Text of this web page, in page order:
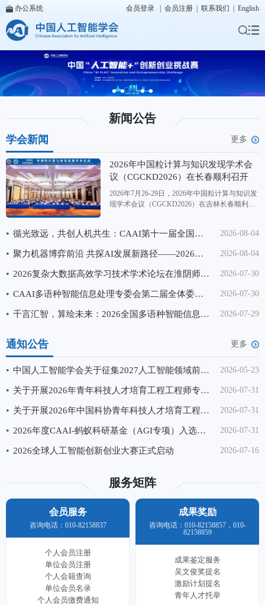
办公系统 会员登录 会员注册 联系我们 English
新闻公告
学会新闻 更多
2026年中国粒计算与知识发现学术会
议（CGCKD2026）在长春顺利召开
2026年7月26-29日，2026年中国粒计算与知识发
现学术会议（CGCKD2026）在吉林长春顺利召
议、第十四届三支决策学术会议，由中国人工智
专委会协办，国际粗糙集学会支持，长春师范大
学与长春理工大学联合承办。来自全国百余所高
校、科研院所的500余名专家学者、
• 循光致远，共创人机共生：CAAI第十一届全国大数据与社会计算学术会议（CAAI BDSC2026）在重庆成功召开 2026-08-04
• 聚力机器博弈前沿 共探AI发展新路径——2026中国机器博弈学术会议顺利举办 2026-08-04
• 2026复杂大数据高效学习技术学术论坛在淮阴师范学院成功举办 2026-07-30
• CAAI多语种智能信息处理专委会第二届全体委员大会暨换届会议顺利召开 2026-07-30
• 千言汇智，算绘未来：2026全国多语种智能信息处理会议（IMLIP 2026）成功举办 2026-07-29
通知公告 更多
• 中国人工智能学会关于征集2027人工智能领域前沿科学问题、工程技术难题和产业技术问题的通知 2026-05-23
• 关于开展2026年青年科技人才培育工程工程师专项计划申报工作的通知 2026-07-31
• 关于开展2026年中国科协青年科技人才培育工程博士生专项计划推荐工作的通知 2026-07-31
• 2026年度CAAI-蚂蚁科研基金（AGI专项）入选名单公示 2026-07-31
• 2026全球人工智能创新创业大赛正式启动 2026-07-16
服务矩阵
会员服务
咨询电话：010-82158837
个人会员注册
单位会员注册
个人会籍查询
单位会员名录
个人会员缴费通知
成果奖励
咨询电话：010-82158857，010-
82158859
成果鉴定服务
吴文俊奖提名
激励计划提名
青年人才托举